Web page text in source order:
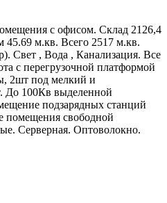
с офисом. Склад 2126,4
м.кв. Всего 2517 м.кв.
Свет , Вода , Канализация. Все
с перегрузочной платформой
2шт под мелкий и
До 100Кв выделенной
подзарядных станций
помещения свободной
Серверная. Оптоволокно.